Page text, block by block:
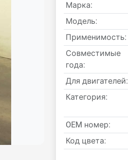
Марка:
Модель:
Применимость:
Совместимые
года:
Для двигателей:
Категория:
OEM номер:
Код цвета: